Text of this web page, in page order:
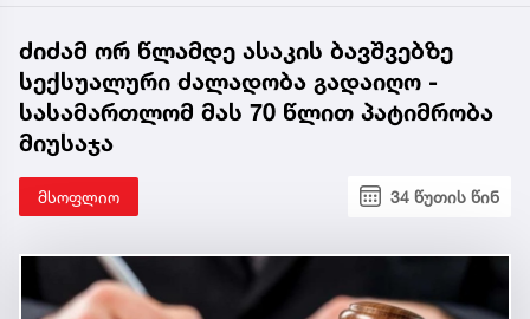
ძიძამ ორ წლამდე ასაკის ბავშვებზე
სექსუალური ძალადობა გადაიღო -
სასამართლომ მას 70 წლით პატიმრობა
მიუსაჯა
მსოფლიო 34 წუთის წინ